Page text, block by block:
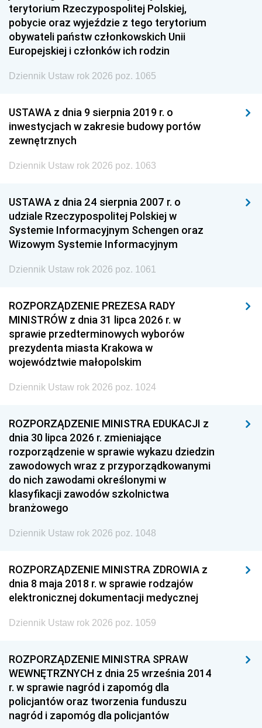
terytorium Rzeczypospolitej Polskiej,
pobycie oraz wyjeździe z tego terytorium
obywateli państw członkowskich Unii
Europejskiej i członków ich rodzin
Dziennik Ustaw rok 2026 poz. 1065
USTAWA z dnia 9 sierpnia 2019 r. o
inwestycjach w zakresie budowy portów
zewnętrznych
Dziennik Ustaw rok 2026 poz. 1063
USTAWA z dnia 24 sierpnia 2007 r. o
udziale Rzeczypospolitej Polskiej w
Systemie Informacyjnym Schengen oraz
Wizowym Systemie Informacyjnym
Dziennik Ustaw rok 2026 poz. 1061
ROZPORZĄDZENIE PREZESA RADY
MINISTRÓW z dnia 31 lipca 2026 r. w
sprawie przedterminowych wyborów
prezydenta miasta Krakowa w
województwie małopolskim
Dziennik Ustaw rok 2026 poz. 1024
ROZPORZĄDZENIE MINISTRA EDUKACJI z
dnia 30 lipca 2026 r. zmieniające
rozporządzenie w sprawie wykazu dziedzin
zawodowych wraz z przyporządkowanymi
do nich zawodami określonymi w
klasyfikacji zawodów szkolnictwa
branżowego
Dziennik Ustaw rok 2026 poz. 1048
ROZPORZĄDZENIE MINISTRA ZDROWIA z
dnia 8 maja 2018 r. w sprawie rodzajów
elektronicznej dokumentacji medycznej
Dziennik Ustaw rok 2026 poz. 1059
ROZPORZĄDZENIE MINISTRA SPRAW
WEWNĘTRZNYCH z dnia 25 września 2014
r. w sprawie nagród i zapomóg dla
policjantów oraz tworzenia funduszu
nagród i zapomóg dla policjantów